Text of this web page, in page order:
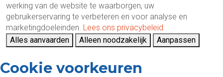
werking van de website te waarborgen, uw
gebruikerservaring te verbeteren en voor analyse en
marketingdoeleinden. Lees ons privacybeleid
Alles aanvaarden
Alleen noodzakelijk Aanpassen
Cookie voorkeuren